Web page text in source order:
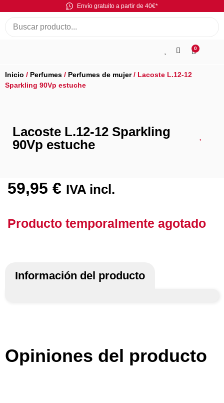
Envío gratuito a partir de 40€*
0
Inicio / Perfumes / Perfumes de mujer/ Lacoste L.12-12
Sparkling 90Vp estuche
Lacoste L.12-12 Sparkling
90Vp estuche
59,95 € IVA incl.
Producto temporalmente agotado
Información del producto
Opiniones del producto